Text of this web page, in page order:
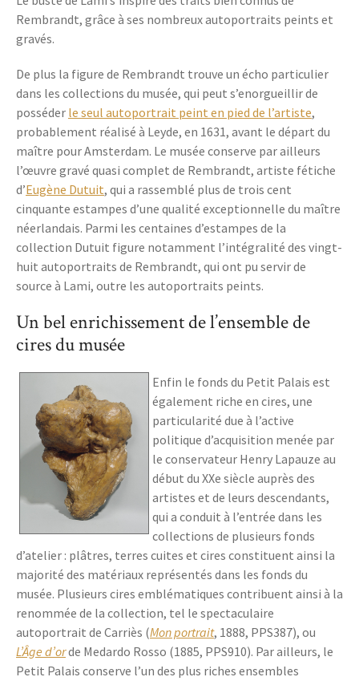
Rembrandt, grâce à ses nombreux autoportraits peints et
gravés.
De plus la figure de Rembrandt trouve un écho particulier
dans les collections du musée, qui peut s’enorgueillir de
posséder le seul autoportrait peint en pied de l’artiste,
probablement réalisé à Leyde, en 1631, avant le départ du
maître pour Amsterdam. Le musée conserve par ailleurs
l’œuvre gravé quasi complet de Rembrandt, artiste fétiche
d’Eugène Dutuit, qui a rassemblé plus de trois cent
cinquante estampes d’une qualité exceptionnelle du maître
néerlandais. Parmi les centaines d’estampes de la
collection Dutuit figure notamment l’intégralité des vingt-
huit autoportraits de Rembrandt, qui ont pu servir de
source à Lami, outre les autoportraits peints.
Un bel enrichissement de l’ensemble de
cires du musée
Enfin le fonds du Petit Palais est
également riche en cires, une
particularité due à l’active
politique d’acquisition menée par
le conservateur Henry Lapauze au
début du XXe siècle auprès des
artistes et de leurs descendants,
qui a conduit à l’entrée dans les
collections de plusieurs fonds
d’atelier : plâtres, terres cuites et cires constituent ainsi la
majorité des matériaux représentés dans les fonds du
musée. Plusieurs cires emblématiques contribuent ainsi à la
renommée de la collection, tel le spectaculaire
autoportrait de Carriès (Mon portrait, 1888, PPS387), ou
L’Âge d’orde Medardo Rosso (1885, PPS910). Par ailleurs, le
Petit Palais conserve l’un des plus riches ensembles